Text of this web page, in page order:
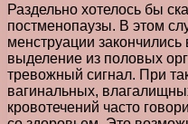
Раздельно хотелось бы
постменопаузы. В этом
менструации
выделение из половых
тревожный сигнал. При
вагинальных,
кровотечений часто